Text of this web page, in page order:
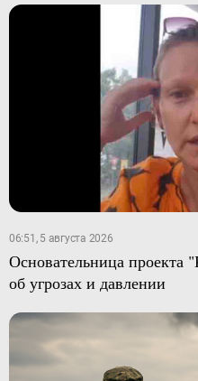
06:51, 5 августа 2026
Основательница проекта
об угрозах и давлении